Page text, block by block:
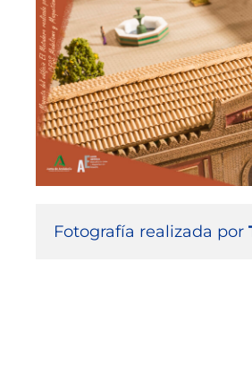
Fotografía realizada por